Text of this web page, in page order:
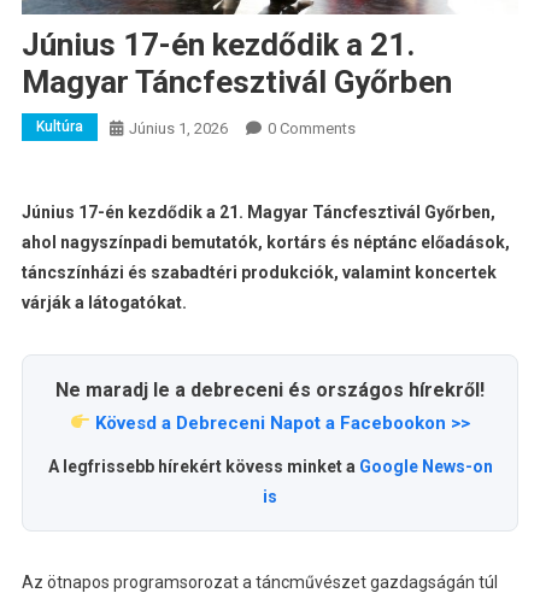
Június 17-én kezdődik a 21.
Magyar Táncfesztivál Győrben
Kultúra Június 1, 2026 0 Comments
Június 17-én kezdődik a 21. Magyar Táncfesztivál Győrben,
ahol nagyszínpadi bemutatók, kortárs és néptánc előadások,
táncszínházi és szabadtéri produkciók, valamint koncertek
várják a látogatókat.
Ne maradj le a debreceni és országos hírekről!
Kövesd a Debreceni Napot a Facebookon >>
A legfrissebb hírekért kövess minket a Google News-on
is
Az ötnapos programsorozat a táncművészet gazdagságán túl